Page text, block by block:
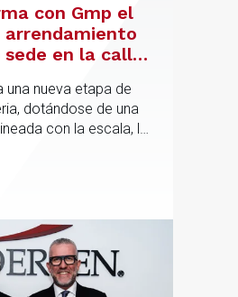
con Gmp el
sede en la calle
una nueva etapa de
dotándose de una
con la escala, la